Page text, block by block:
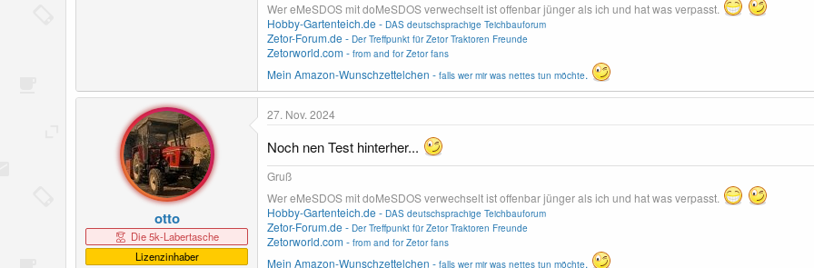
Wer eMeSDOS mit doMeSDOS verwechselt ist offenbar jünger als ich und hat was verpasst.
Hobby-Gartenteich.de - DAS deutschsprachige Teichbauforum
Zetor-Forum.de - Der Treffpunkt für Zetor Traktoren Freunde
Zetorworld.com - from and for Zetor fans
Mein Amazon-Wunschzettelchen - falls wer mir was nettes tun möchte.
otto
Die 5k-Labertasche
Lizenzinhaber
27. Nov. 2024
Noch nen Test hinterher...
Gruß
Wer eMeSDOS mit doMeSDOS verwechselt ist offenbar jünger als ich und hat was verpasst.
Hobby-Gartenteich.de - DAS deutschsprachige Teichbauforum
Zetor-Forum.de - Der Treffpunkt für Zetor Traktoren Freunde
Zetorworld.com - from and for Zetor fans
Mein Amazon-Wunschzettelchen - falls wer mir was nettes tun möchte.